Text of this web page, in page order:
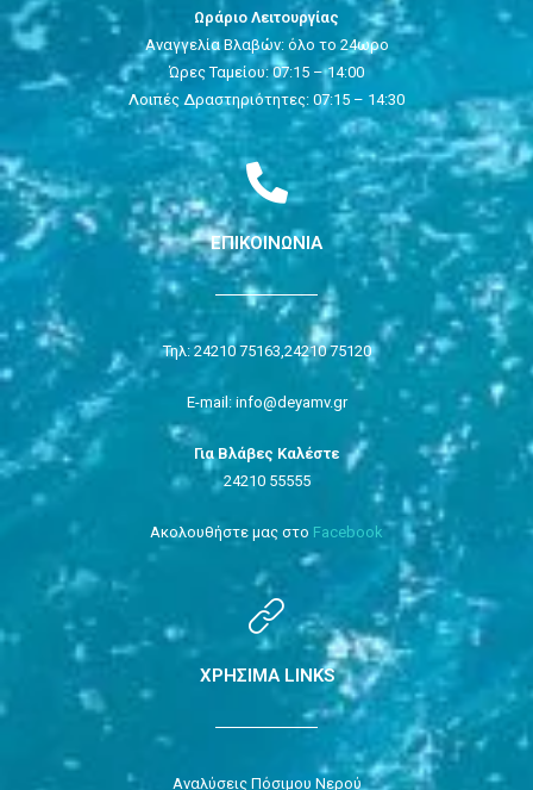
Ωράριο Λειτουργίας
Αναγγελία Βλαβών: όλο το 24ωρο
Ώρες Ταμείου: 07:15 – 14:00
Λοιπές Δραστηριότητες: 07:15 – 14:30
ΕΠΙΚΟΙΝΩΝΙΑ
Τηλ: 24210 75163,24210 75120
E-mail: info@deyamv.gr
Για Βλάβες Καλέστε
24210 55555
Ακολουθήστε μας στο Facebook
ΧΡΗΣΙΜΑ LINKS
Αναλύσεις Πόσιμου Νερού